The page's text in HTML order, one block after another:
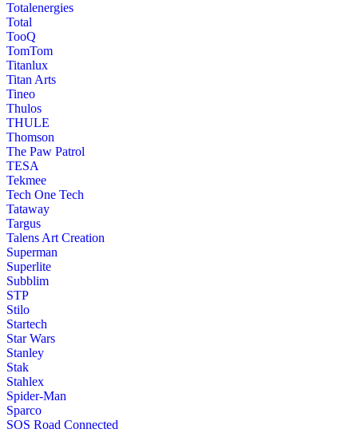
Totalenergies
Total
TooQ
TomTom
Titanlux
Titan Arts
Tineo
Thulos
THULE
Thomson
The Paw Patrol
TESA
Tekmee
Tech One Tech
Tataway
Targus
Talens Art Creation
Superman
Superlite
Subblim
STP
Stilo
Startech
Star Wars
Stanley
Stak
Stahlex
Spider-Man
Sparco
SOS Road Connected